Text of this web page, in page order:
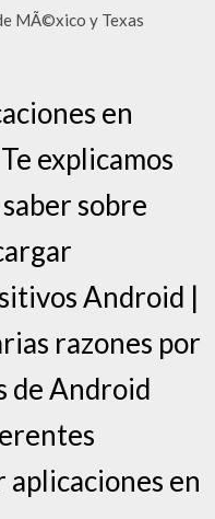
MÃ©xico y Texas
en
explicamos
sobre
Android |
razones por
de Android
en